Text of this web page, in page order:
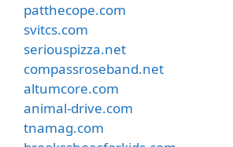
patthecope.com
svitcs.com
seriouspizza.net
compassroseband.net
altumcore.com
animal-drive.com
tnamag.com